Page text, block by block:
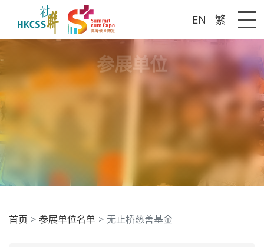
EN 繁
参展单位
首页 参展单位名单 无止桥慈善基金